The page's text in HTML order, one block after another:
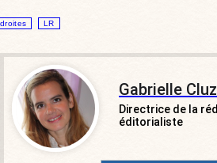
droites LR
Gabrielle
Directrice de la
éditorialiste